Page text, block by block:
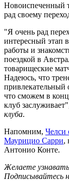
Новоиспеченный
рад своему
"Я очень рад
интересный этап
работы и
поездкой в
товарищеские
Надеюсь, что
привлекательный
что сможем в
клуб
клуба.
Напомним, Челси
Маурицио Сарри,
Антонио Конте.
Желаете
Подписывайтесь